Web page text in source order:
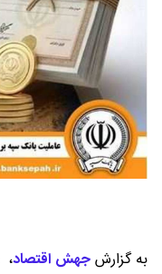
به گزارشجهش اقتصاد،